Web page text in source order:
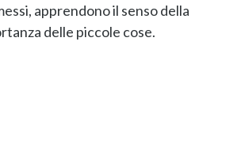
apprendono il senso della
delle piccole cose.